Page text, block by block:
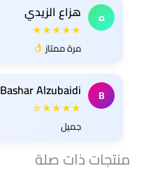
ه هزاع الزيدي
★★★★★
مرة ممتاز
B
Bashar Alzubaidi
★★★★☆
جميل
منتجات ذات صلة